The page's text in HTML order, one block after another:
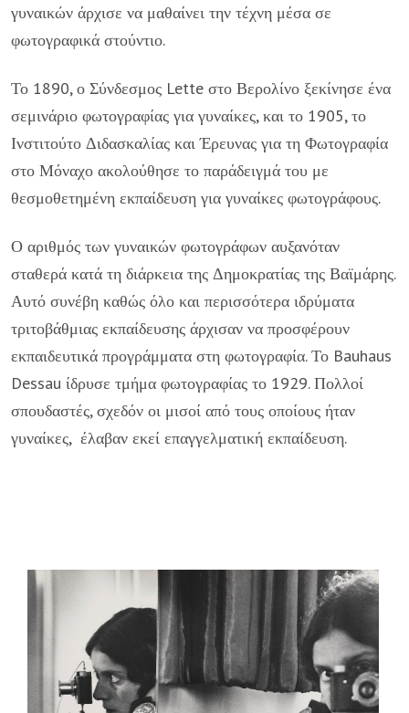
γυναικών άρχισε να μαθαίνει την τέχνη μέσα σε
φωτογραφικά στούντιο.
Το 1890, ο Σύνδεσμος Lette στο Βερολίνο ξεκίνησε ένα
σεμινάριο φωτογραφίας για γυναίκες, και το 1905, το
Ινστιτούτο Διδασκαλίας και Έρευνας για τη Φωτογραφία
στο Μόναχο ακολούθησε το παράδειγμά του με
θεσμοθετημένη εκπαίδευση για γυναίκες φωτογράφους.
Ο αριθμός των γυναικών φωτογράφων αυξανόταν
σταθερά κατά τη διάρκεια της Δημοκρατίας της Βαϊμάρης.
Αυτό συνέβη καθώς όλο και περισσότερα ιδρύματα
τριτοβάθμιας εκπαίδευσης άρχισαν να προσφέρουν
εκπαιδευτικά προγράμματα στη φωτογραφία. Το Bauhaus
Dessau ίδρυσε τμήμα φωτογραφίας το 1929. Πολλοί
σπουδαστές, σχεδόν οι μισοί από τους οποίους ήταν
γυναίκες, έλαβαν εκεί επαγγελματική εκπαίδευση.